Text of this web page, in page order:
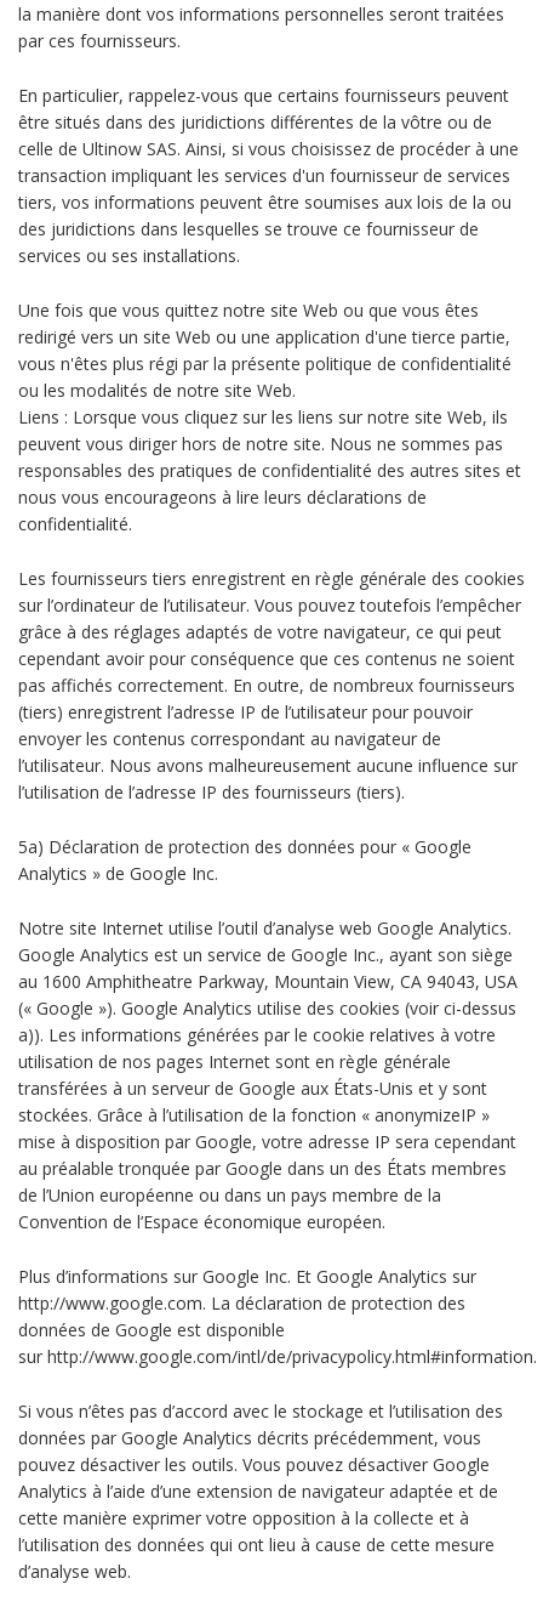
la manière dont vos informations personnelles seront traitées
par ces fournisseurs.
En particulier, rappelez-vous que certains fournisseurs peuvent
être situés dans des juridictions différentes de la vôtre ou de
celle de Ultinow SAS. Ainsi, si vous choisissez de procéder à une
transaction impliquant les services d'un fournisseur de services
tiers, vos informations peuvent être soumises aux lois de la ou
des juridictions dans lesquelles se trouve ce fournisseur de
services ou ses installations.
Une fois que vous quittez notre site Web ou que vous êtes
redirigé vers un site Web ou une application d'une tierce partie,
vous n'êtes plus régi par la présente politique de confidentialité
ou les modalités de notre site Web.
Liens : Lorsque vous cliquez sur les liens sur notre site Web, ils
peuvent vous diriger hors de notre site. Nous ne sommes pas
responsables des pratiques de confidentialité des autres sites et
nous vous encourageons à lire leurs déclarations de
confidentialité.
Les fournisseurs tiers enregistrent en règle générale des cookies
sur l’ordinateur de l’utilisateur. Vous pouvez toutefois l’empêcher
grâce à des réglages adaptés de votre navigateur, ce qui peut
cependant avoir pour conséquence que ces contenus ne soient
pas affichés correctement. En outre, de nombreux fournisseurs
(tiers) enregistrent l’adresse IP de l’utilisateur pour pouvoir
envoyer les contenus correspondant au navigateur de
l’utilisateur. Nous avons malheureusement aucune influence sur
l’utilisation de l’adresse IP des fournisseurs (tiers).
5a) Déclaration de protection des données pour « Google
Analytics » de Google Inc.
Notre site Internet utilise l’outil d’analyse web Google Analytics.
Google Analytics est un service de Google Inc., ayant son siège
au 1600 Amphitheatre Parkway, Mountain View, CA 94043, USA
(« Google »). Google Analytics utilise des cookies (voir ci-dessus
a)). Les informations générées par le cookie relatives à votre
utilisation de nos pages Internet sont en règle générale
transférées à un serveur de Google aux États-Unis et y sont
stockées. Grâce à l’utilisation de la fonction « anonymizeIP »
mise à disposition par Google, votre adresse IP sera cependant
au préalable tronquée par Google dans un des États membres
de l’Union européenne ou dans un pays membre de la
Convention de l’Espace économique européen.
Plus d’informations sur Google Inc. Et Google Analytics sur
http://www.google.com. La déclaration de protection des
données de Google est disponible
sur http://www.google.com/intl/de/privacypolicy.html#information.
Si vous n’êtes pas d’accord avec le stockage et l’utilisation des
données par Google Analytics décrits précédemment, vous
pouvez désactiver les outils. Vous pouvez désactiver Google
Analytics à l’aide d’une extension de navigateur adaptée et de
cette manière exprimer votre opposition à la collecte et à
l’utilisation des données qui ont lieu à cause de cette mesure
d’analyse web.